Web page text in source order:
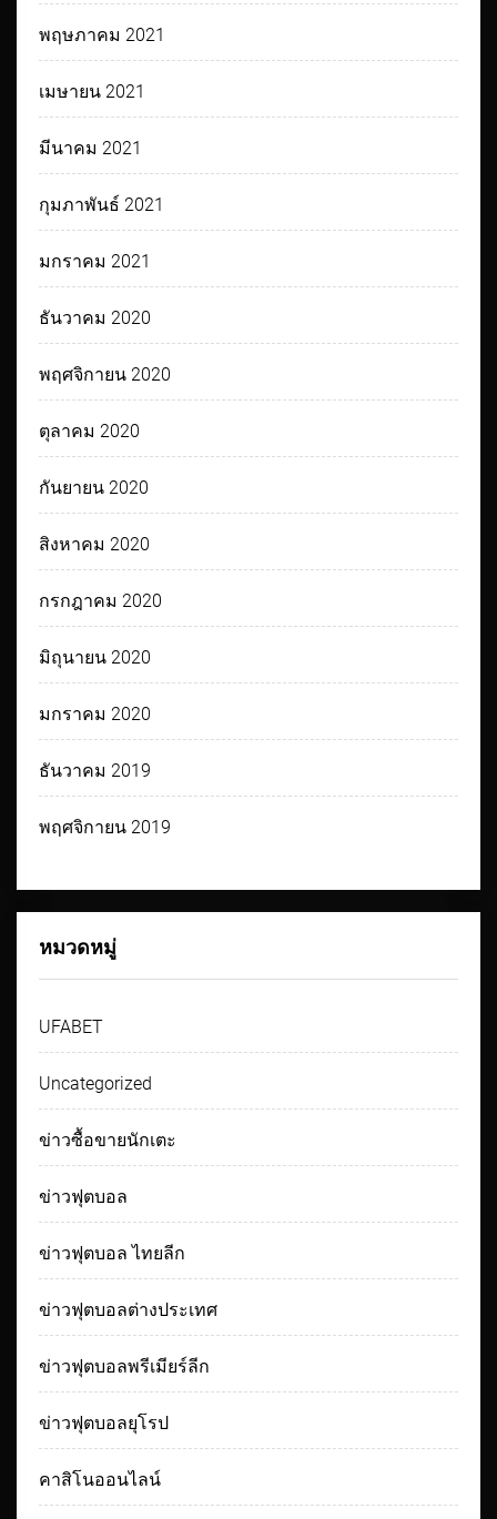
พฤษภาคม 2021
เมษายน 2021
มีนาคม 2021
กุมภาพันธ์ 2021
มกราคม 2021
ธันวาคม 2020
พฤศจิกายน 2020
ตุลาคม 2020
กันยายน 2020
สิงหาคม 2020
กรกฎาคม 2020
มิถุนายน 2020
มกราคม 2020
ธันวาคม 2019
พฤศจิกายน 2019
หมวดหมู่
UFABET
Uncategorized
ข่าวซื้อขายนักเตะ
ข่าวฟุตบอล
ข่าวฟุตบอล ไทยลีก
ข่าวฟุตบอลต่างประเทศ
ข่าวฟุตบอลพรีเมียร์ลีก
ข่าวฟุตบอลยุโรป
คาสิโนออนไลน์